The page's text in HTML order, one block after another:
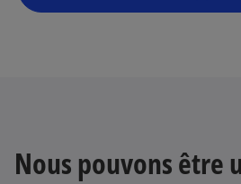
Nous pouvons être